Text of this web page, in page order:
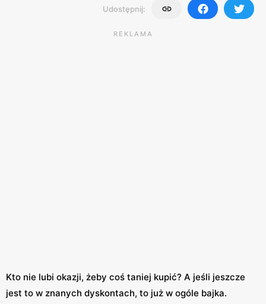
Udostępnij:
REKLAMA
Kto nie lubi okazji, żeby coś taniej kupić? A jeśli jeszcze
jest to w znanych dyskontach, to już w ogóle bajka.